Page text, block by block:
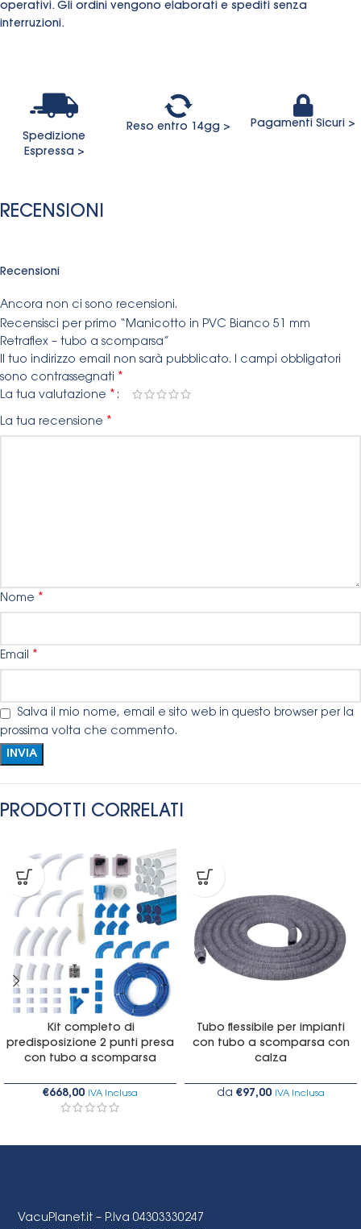
operativi. Gli ordini vengono elaborati e spediti senza
interruzioni.
Spedizione
Espressa >
Reso entro 14gg > Pagamenti Sicuri >
RECENSIONI
Recensioni
Ancora non ci sono recensioni.
Recensisci per primo “Manicotto in PVC Bianco 51 mm
Retraflex – tubo a scomparsa”
Il tuo indirizzo email non sarà pubblicato. I campi obbligatori
sono contrassegnati *
La tua valutazione *
La tua recensione *
Nome *
Email *
Salva il mio nome, email e sito web in questo browser per la
prossima volta che commento.
PRODOTTI CORRELATI
Kit completo di
predisposizione 2 punti presa
con tubo a scomparsa
€668,00 IVA Inclusa
Tubo flessibile per impianti
con tubo a scomparsa con
calza
da €97,00 IVA Inclusa
VacuPlanet.it – P.Iva 04303330247